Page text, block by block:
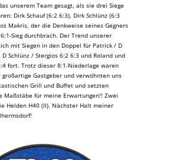
unserem Team gesagt, als sie drei Siege
Dirk Schauf (6:2 6:3), Dirk Schlünz (6:3
Makris, der die Denkweise seines Gegners
Sieg durchbrach. Der Trend unserer
mit Siegen in den Doppel für Patrick / D
D Schlünz / Stergios 6:2 6:3 und Roland und
fort. Trotz dieser 8:1-Niederlage waren
großartige Gastgeber und verwöhnten uns
Grill und Buffet und setzten
Maßstäbe für meine Erwartungen!! Zwei
Helden H40 (II). Nächster Halt meiner